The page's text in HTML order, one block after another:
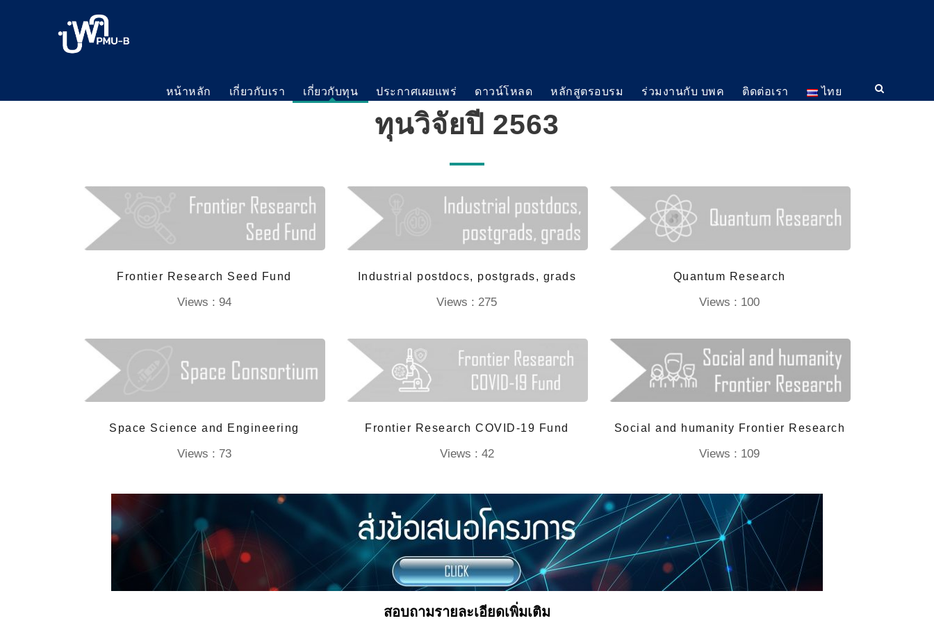
หน้าหลัก เกี่ยวกับเรา เกี่ยวกับทุน ประกาศเผยแพร่ ดาวน์โหลด หลักสูตรอบรม ร่วมงานกับ บพค ติดต่อเรา ไทย
ทุนวิจัยปี 2563
Frontier Research Seed Fund
Views : 94
Industrial postdocs, postgrads, grads
Views : 275
Quantum Research
Views : 100
Space Science and Engineering
Views : 73
Frontier Research COVID-19 Fund
Views : 42
Social and humanity Frontier Research
Views : 109
สอบถามรายละเอียดเพิ่มเติม